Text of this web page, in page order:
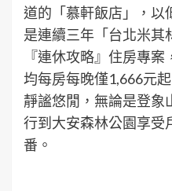
道的「慕軒飯店」，以
是連續三年「台北米其
『連休攻略』住房專
均每房每晚僅1,666元
靜謐悠閒，無論是登象
行到大安森林公園享受
番。